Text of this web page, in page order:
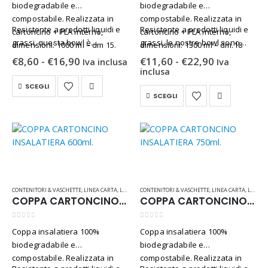
biodegradabile e
compostabile. Realizzata in
cartoncino + PLA interno,
dimensioni: 1000 ml – dm 15.
Resistente a prodotti liquidi e
grassi, questa bowl è
disponibile con e senza…
€8,60 - €16,90 Fascia
prezzo:
da
€8,60
Iva inclusa
SCEGLI
Questo
prodotto
più
varianti.
Le
essere
scelte
nella
pagina
del
prodotto
biodegradabile e
compostabile. Realizzata in
cartoncino + PLA interno,
dimensioni: 1300 ml – dm.18
h.6.8
Resistente a prodotti liquidi e
grassi, le nostre bowl sono
disponibili con…
€11,60 - €22,90 Fascia
da
€11,60
a
Iva
inclusa
SCEGLI
Questo
prodotto
più
varianti.
essere
scelte
pagina
del
prodotto
CONTENITORI & VASCHETTE, LINEA CARTA, LINEA RISTORAZIONE & BAR
COPPA CARTONCINO INSALATIERA 600ml.
Coppa insalatiera 100%
biodegradabile e
compostabile. Realizzata in
CONTENITORI & VASCHETTE, LINEA CARTA, LINEA RISTORAZIONE & BAR
COPPA CARTONCINO INSALATIERA 750ml.
Coppa insalatiera 100%
biodegradabile e
compostabile. Realizzata in
0 Su 5
€25,00 Iva inclusa
€16,50 Iva inclusa